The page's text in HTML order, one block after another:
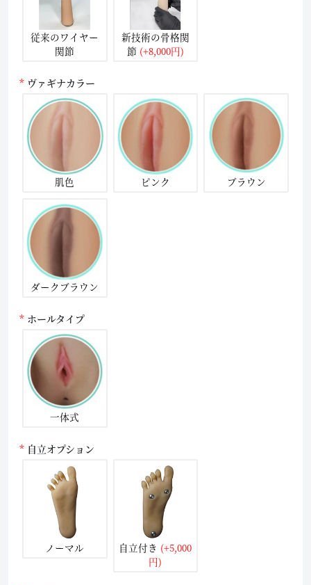
従来のワイヤー
関節
新技術の骨格関
節 (+8,000円)
ヴァギナカラー
肌色 ピンク ブラウン
ダークブラウン
ホールタイプ
一体式
自立オプション
ノーマル 自立付き (+5,000
円)